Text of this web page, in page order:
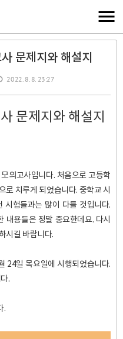
문제지와 해설지
2022. 8. 8. 23:27
문제지와 해설지
의고사입니다. 처음으로 고등학
로 치루게 되었습니다. 중학교 시
시험들과는 많이 다를 것입니다.
내용들은 정말 중요한데요. 다시
시길 바랍니다.
24일 목요일에 시행되었습니다.
.
.